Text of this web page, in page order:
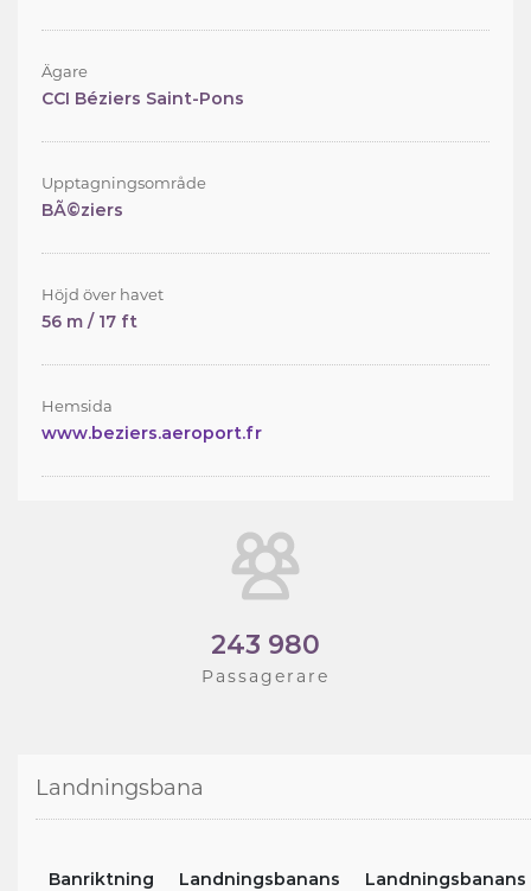
Ägare
CCI Béziers Saint-Pons
Upptagningsområde
BÃ©ziers
Höjd över havet
56 m / 17 ft
Hemsida
www.beziers.aeroport.fr
243 980
Passagerare
Landningsbana
Banriktning
Landningsbanans
Landningsbanans